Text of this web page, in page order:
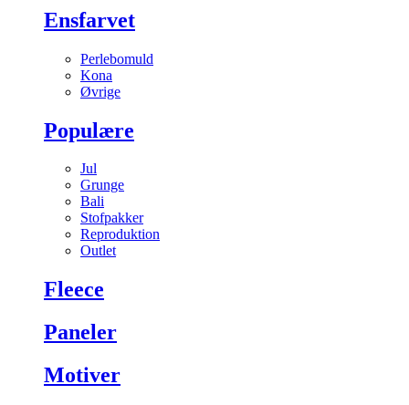
Ensfarvet
Perlebomuld
Kona
Øvrige
Populære
Jul
Grunge
Bali
Stofpakker
Reproduktion
Outlet
Fleece
Paneler
Motiver